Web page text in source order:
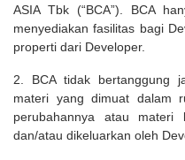
ASIA Tbk (“BCA”). BCA
menyediakan fasilitas bagi
properti dari Developer.
2. BCA tidak bertanggung
materi yang dimuat dalam
perubahannya atau
dan/atau dikeluarkan oleh